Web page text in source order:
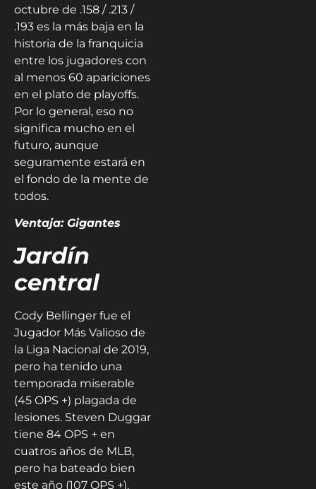
octubre de .158 / .213 /
.193 es la más baja en la
historia de la franquicia
entre los jugadores con
al menos 60 apariciones
en el plato de playoffs.
Por lo general, eso no
significa mucho en el
futuro, aunque
seguramente estará en
el fondo de la mente de
todos.
Ventaja: Gigantes
Jardín
central
Cody Bellinger fue el
Jugador Más Valioso de
la Liga Nacional de 2019,
pero ha tenido una
temporada miserable
(45 OPS +) plagada de
lesiones. Steven Duggar
tiene 84 OPS + en
cuatros años de MLB,
pero ha bateado bien
este año (107 OPS +).